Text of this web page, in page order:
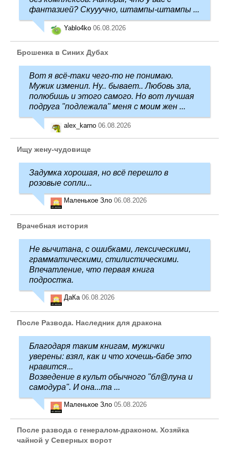
фантазией? Скууучно, штампы-штампы ...
Yablo4ko 06.08.2026
Брошенка в Синих Дубах
Вот я всё-таки чего-то не понимаю.
Мужик изменил. Ну.. бывает.. Любовь зла,
полюбишь и этого самого. Но вот лучшая
подруга "подлежала" меня с моим жен ...
alex_karno 06.08.2026
Ищу жену-чудовище
Задумка хорошая, но всё перешло в
розовые сопли...
Маленькое Зло 06.08.2026
Врачебная история
Не вычитана, с ошибками, лексическими,
грамматическими, стилистическими.
Впечатление, что первая книга
подростка.
ДаКа 06.08.2026
После Развода. Наследник для дракона
Благодаря таким книгам, мужички
уверены: взял, как и что хочешь-бабе это
нравится...
Возведение в культ обычного "бл@луна и
самодура". И она...та ...
Маленькое Зло 05.08.2026
После развода с генералом-драконом. Хозяйка
чайной у Северных ворот